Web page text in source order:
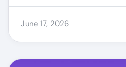
June 17, 2026